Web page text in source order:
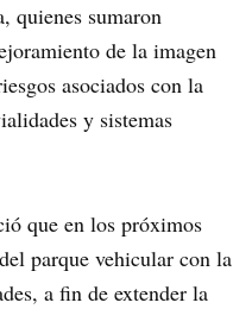
quienes sumaron
de la imagen
asociados con la
y sistemas
que en los próximos
parque vehicular con la
a fin de extender la